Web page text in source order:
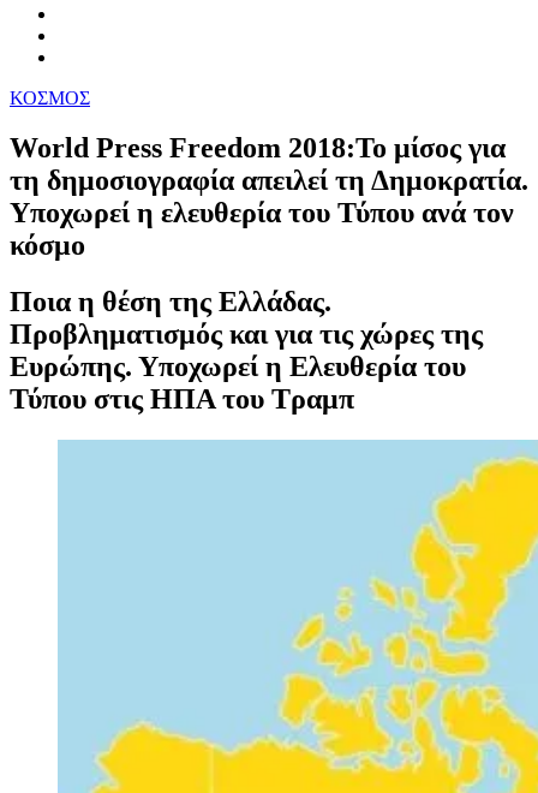
ΚΟΣΜΟΣ
World Press Freedom 2018:Το μίσος για
τη δημοσιογραφία απειλεί τη Δημοκρατία.
Υποχωρεί η ελευθερία του Τύπου ανά τον
κόσμο
Ποια η θέση της Ελλάδας.
Προβληματισμός και για τις χώρες της
Ευρώπης. Υποχωρεί η Ελευθερία του
Τύπου στις ΗΠΑ του Τραμπ